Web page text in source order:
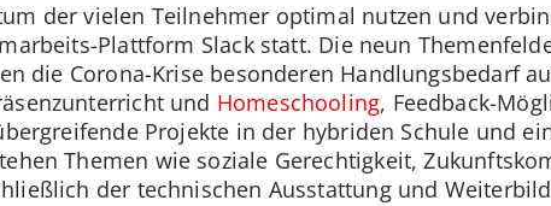
der vielen Teilnehmer optimal nutzen und
Plattform Slack statt. Die neun
die Corona-Krise besonderen Handlungsbedarf
und Homeschooling, Feedback-
Projekte in der hybriden Schule und
Themen wie soziale Gerechtigkeit,
der technischen Ausstattung und